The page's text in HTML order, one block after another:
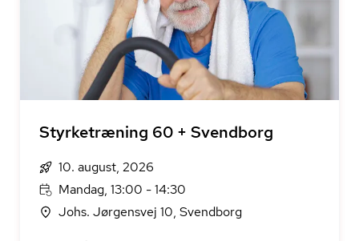
Styrketræning 60 + Svendborg
10. august, 2026
Mandag, 13:00 - 14:30
Johs. Jørgensvej 10, Svendborg